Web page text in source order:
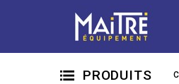
PRODUITS